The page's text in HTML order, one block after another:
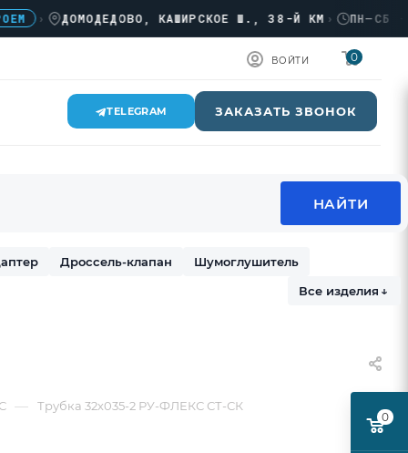
› ДОМОДЕДОВО, КАШИРСКОЕ Ш., 38-Й КМ› ПН–СБ ·
ВОЙТИ 0
TELEGRAM ЗАКАЗАТЬ ЗВОНОК
Дроссель-клапан
Шумоглушитель
Все изделия ↓
— Трубка 32х035-2 РУ-ФЛЕКС СТ-СК
0